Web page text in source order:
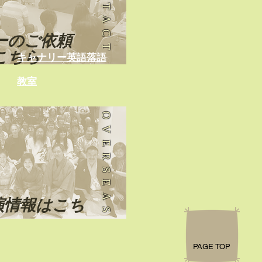
のご依頼
ちら
報はこち OVERSEAS
PAGE TOP
キャナリー英語落語
教室